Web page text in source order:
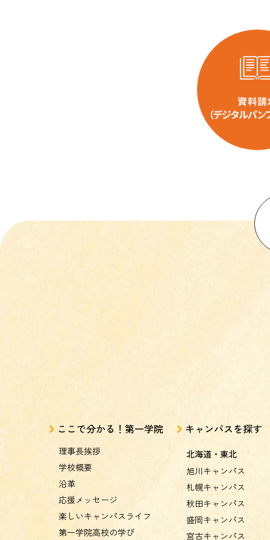
ここで分かる！第一学院
理事長挨拶
学校概要
沿革
応援メッセージ
楽しいキャンパスライフ
第一学院高校の学び
キャンパスを探す
北海道・東北
旭川キャンパス
札幌キャンパス
秋田キャンパス
盛岡キャンパス
宮古キャンパス